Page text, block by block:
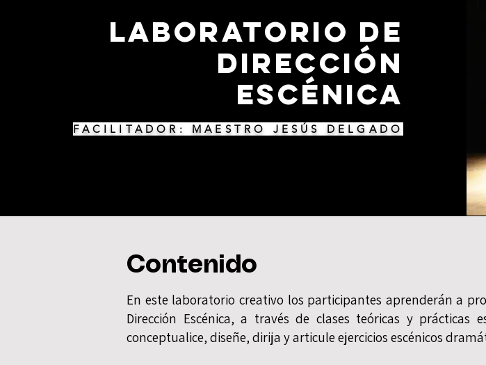
laboratorio de
Dirección
Escénica
FACILITADOR: MAESTRO JESÚS DELGADO​​
Contenido
En este laboratorio creativo los participantes aprenderán a
Dirección Escénica, a través de clases teóricas y prácticas
conceptualice, diseñe, dirija y articule ejercicios escénicos